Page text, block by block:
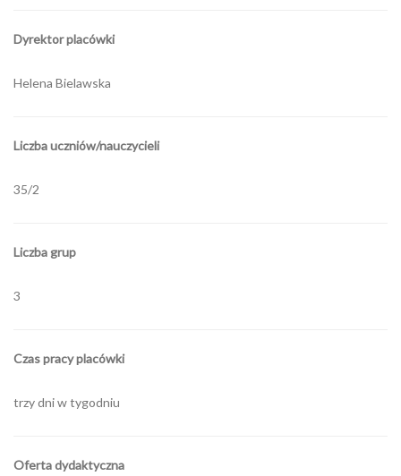
Dyrektor placówki
Helena Bielawska
Liczba uczniów/nauczycieli
35/2
Liczba grup
3
Czas pracy placówki
trzy dni w tygodniu
Oferta dydaktyczna